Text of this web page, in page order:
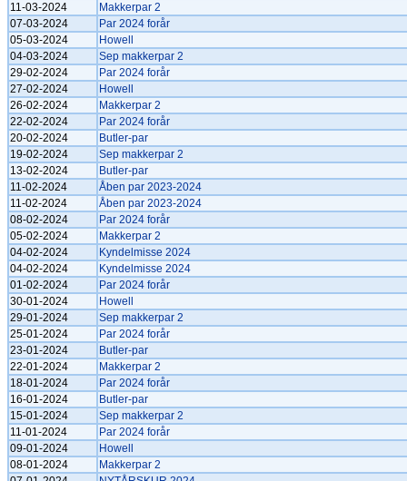
11-03-2024
Makkerpar 2
07-03-2024
Par 2024 forår
05-03-2024
Howell
04-03-2024
Sep makkerpar 2
29-02-2024
Par 2024 forår
27-02-2024
Howell
26-02-2024
Makkerpar 2
22-02-2024
Par 2024 forår
20-02-2024
Butler-par
19-02-2024
Sep makkerpar 2
13-02-2024
Butler-par
11-02-2024
Åben par 2023-2024
11-02-2024
Åben par 2023-2024
08-02-2024
Par 2024 forår
05-02-2024
Makkerpar 2
04-02-2024
Kyndelmisse 2024
04-02-2024
Kyndelmisse 2024
01-02-2024
Par 2024 forår
30-01-2024
Howell
29-01-2024
Sep makkerpar 2
25-01-2024
Par 2024 forår
23-01-2024
Butler-par
22-01-2024
Makkerpar 2
18-01-2024
Par 2024 forår
16-01-2024
Butler-par
15-01-2024
Sep makkerpar 2
11-01-2024
Par 2024 forår
09-01-2024
Howell
08-01-2024
Makkerpar 2